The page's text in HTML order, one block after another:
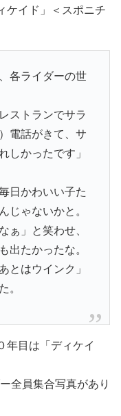
ケイド」＜スポニチ
各ライダーの世
ストランでサラ
電話がきて、サ
しかったです」
日かわいい子た
じゃないかと。
ぁ」と笑わせ、
出たかったな。
はウインク」
。
目は「ディケイ
全員集合写真があり